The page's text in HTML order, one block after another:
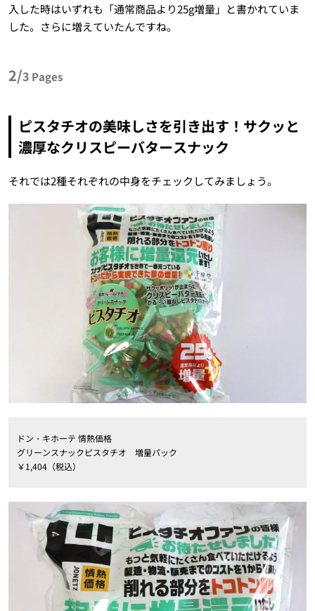
入した時はいずれも「通常商品より25g増量」と書かれていま
した。さらに増えていたんですね。
2/3 Pages
ピスタチオの美味しさを引き出す！サクッと
濃厚なクリスピーバタースナック
それでは2種それぞれの中身をチェックしてみましょう。
ドン・キホーテ 情熱価格
グリーンスナックピスタチオ 増量パック
￥1,404（税込）